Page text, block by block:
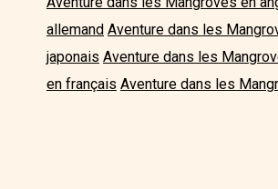
allemand Aventure dans les
japonais Aventure dans les
en français Aventure dans les